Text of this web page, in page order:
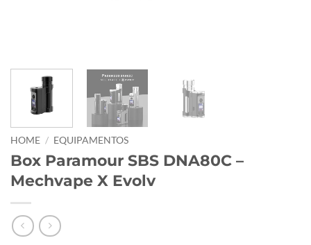
HOME / EQUIPAMENTOS
Box Paramour SBS DNA80C –
Mechvape X Evolv